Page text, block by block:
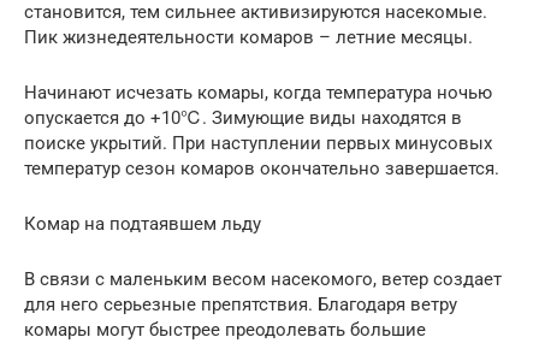
становится, тем сильнее активизируются насекомые.
Пик жизнедеятельности комаров – летние месяцы.
Начинают исчезать комары, когда температура ночью
опускается до +10℃. Зимующие виды находятся в
поиске укрытий. При наступлении первых минусовых
температур сезон комаров окончательно завершается.
Комар на подтаявшем льду
В связи с маленьким весом насекомого, ветер создает
для него серьезные препятствия. Благодаря ветру
комары могут быстрее преодолевать большие